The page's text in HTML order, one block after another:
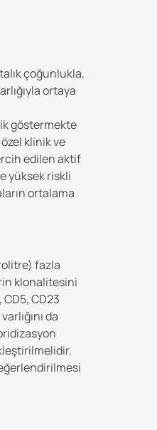
çoğunlukla,
ortaya
göstermekte
klinik ve
edilen aktif
yüksek riskli
ortalama
fazla
klonalitesini
CD23
da